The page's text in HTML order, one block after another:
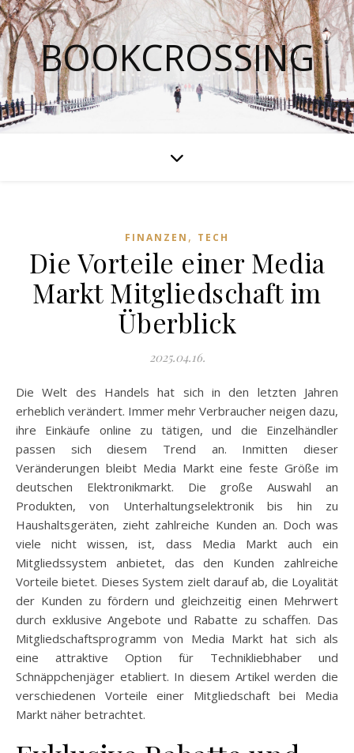
BOOKCROSSING
FINANZEN , TECH
Die Vorteile einer Media
Markt Mitgliedschaft im
Überblick
2025.04.16.
Die Welt des Handels hat sich in den letzten Jahren
erheblich verändert. Immer mehr Verbraucher neigen dazu,
ihre Einkäufe online zu tätigen, und die Einzelhändler
passen sich diesem Trend an. Inmitten dieser
Veränderungen bleibt Media Markt eine feste Größe im
deutschen Elektronikmarkt. Die große Auswahl an
Produkten, von Unterhaltungselektronik bis hin zu
Haushaltsgeräten, zieht zahlreiche Kunden an. Doch was
viele nicht wissen, ist, dass Media Markt auch ein
Mitgliedssystem anbietet, das den Kunden zahlreiche
Vorteile bietet. Dieses System zielt darauf ab, die Loyalität
der Kunden zu fördern und gleichzeitig einen Mehrwert
durch exklusive Angebote und Rabatte zu schaffen. Das
Mitgliedschaftsprogramm von Media Markt hat sich als
eine attraktive Option für Technikliebhaber und
Schnäppchenjäger etabliert. In diesem Artikel werden die
verschiedenen Vorteile einer Mitgliedschaft bei Media
Markt näher betrachtet.